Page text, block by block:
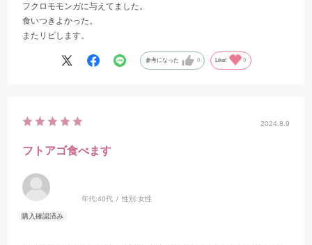
フクロモモンガに与えてました。
食いつきよかった。
またリピします。
参考になった 0 Like! 0
2024.8.9
フトアゴ食べます
年代:40代 性別:女性